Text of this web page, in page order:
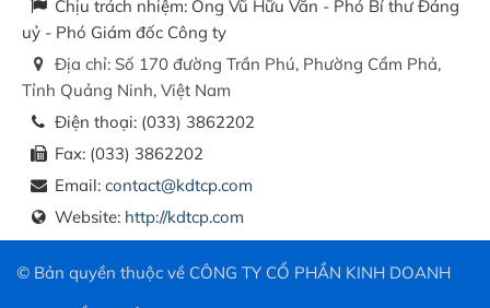
Chịu trách nhiệm: Ông Vũ Hữu Văn - Phó Bí thư Đảng
uỷ - Phó Giám đốc Công ty
Địa chỉ: Số 170 đường Trần Phú, Phường Cẩm Phả,
Tỉnh Quảng Ninh, Việt Nam
Điện thoại: (033) 3862202
Fax: (033) 3862202
Email: contact@kdtcp.com
Website: http://kdtcp.com
© Bản quyền thuộc về CÔNG TY CỔ PHẦN KINH DOANH